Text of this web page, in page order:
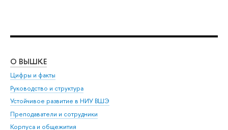
О ВЫШКЕ
Цифры и факты
Руководство и структура
Устойчивое развитие в НИУ ВШЭ
Преподаватели и сотрудники
Корпуса и общежития